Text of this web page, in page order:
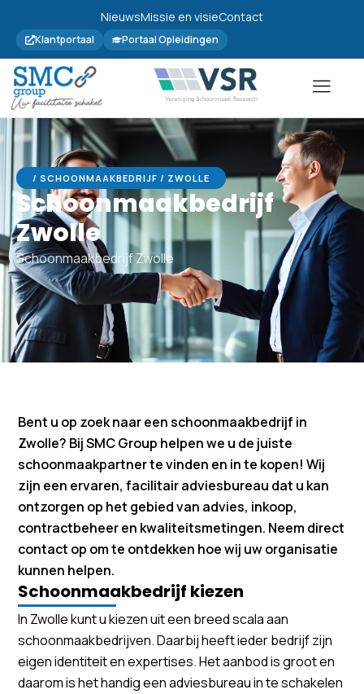
NieuwsMissie en visieContact
Klantportaal Portaal Opleidingen
/ SCHOONMAAKBEDRIJF / ZWOLLE
Schoonmaakbedrijf
Zwolle
Schoonmaakbedrijf Zwolle
Bent u op zoek naar een schoonmaakbedrijf in
Zwolle? Bij SMC Group helpen we u de juiste
schoonmaakpartner te vinden en in te kopen! Wij
zijn een ervaren, facilitair adviesbureau dat u kan
ontzorgen op het gebied van advies, inkoop,
contractbeheer en kwaliteitsmetingen. Neem direct
contact op om te ontdekken hoe wij uw organisatie
kunnen helpen.
Schoonmaakbedrijf kiezen
In Zwolle kunt u kiezen uit een breed scala aan
schoonmaakbedrijven. Daarbij heeft ieder bedrijf zijn
eigen identiteit en expertises. Het aanbod is groot en
daarom is het handig een adviesbureau in te schakelen